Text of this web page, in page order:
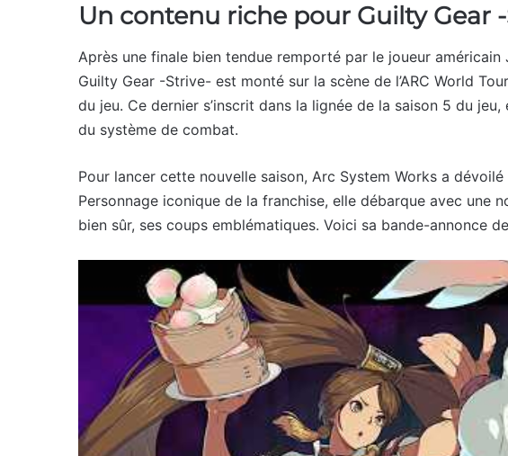
Un contenu riche pour Guilty Gear
Après une finale bien tendue remporté par le joueur
Guilty Gear -Strive- est monté sur la scène de l’ARC World
du jeu. Ce dernier s’inscrit dans la lignée de la saison 5 du
du système de combat.
Pour lancer cette nouvelle saison, Arc System Works a
Personnage iconique de la franchise, elle débarque avec une
bien sûr, ses coups emblématiques. Voici sa bande-annonce